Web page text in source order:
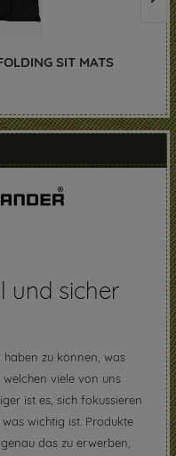
SIT MATS
und sicher
zu können, was
viele von uns
ist es, sich fokussieren
wichtig ist. Produkte
das zu erwerben,